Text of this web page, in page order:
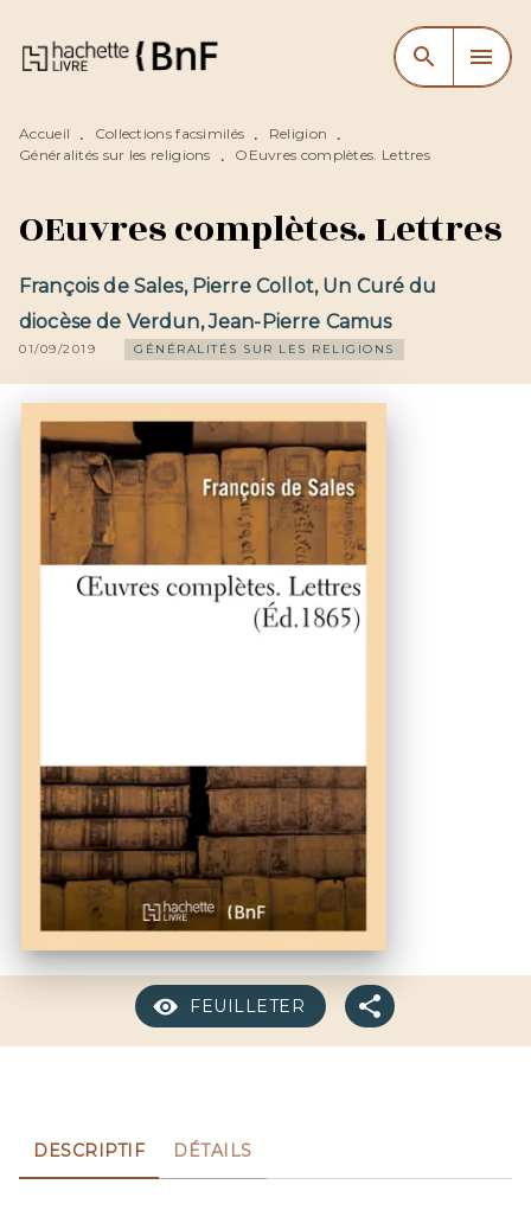
MENU RECHERCHE
CONTENU
search menu
Accueil • Collections facsimilés • Religion
•
Généralités sur les religions
• OEuvres complètes. Lettres
OEuvres complètes. Lettres
François de Sales, Pierre Collot, Un Curé du
diocèse de Verdun,Jean-Pierre Camus
01/09/2019 GÉNÉRALITÉS SUR LES RELIGIONS
FEUILLETER
DESCRIPTIF DÉTAILS